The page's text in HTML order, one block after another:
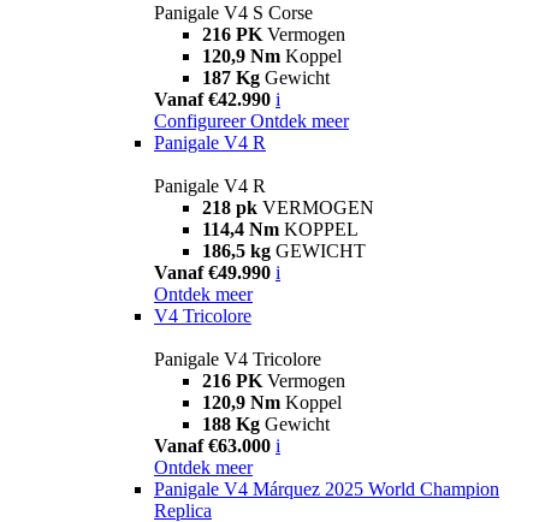
Panigale V4 S Corse
216 PK Vermogen
120,9 Nm Koppel
187 Kg Gewicht
Vanaf €42.990 i
Configureer Ontdek meer
Panigale V4 R
Panigale V4 R
218 pk VERMOGEN
114,4 Nm KOPPEL
186,5 kg GEWICHT
Vanaf €49.990 i
Ontdek meer
V4 Tricolore
Panigale V4 Tricolore
216 PK Vermogen
120,9 Nm Koppel
188 Kg Gewicht
Vanaf €63.000 i
Ontdek meer
Panigale V4 Márquez 2025 World Champion
Replica